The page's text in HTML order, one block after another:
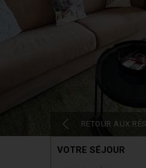
RETOUR AUX
VOTRE SÉJOUR